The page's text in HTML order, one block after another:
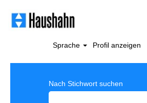
Sprache Profil anzeigen
Nach Stichwort suchen